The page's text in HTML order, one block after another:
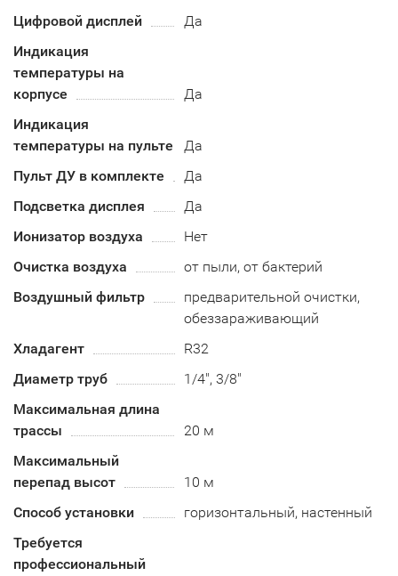
Цифровой дисплей
Да
Индикация
температуры на
корпусе
Да
Индикация
температуры на пульте
Да
Пульт ДУ в комплекте
Да
Подсветка дисплея
Да
Ионизатор воздуха
Нет
Очистка воздуха
от пыли, от бактерий
Воздушный фильтр
предварительной очистки,
обеззараживающий
Хладагент
R32
Диаметр труб
1/4", 3/8"
Максимальная длина
трассы
20 м
Максимальный
перепад высот
10 м
Способ установки
горизонтальный, настенный
Требуется
профессиональный